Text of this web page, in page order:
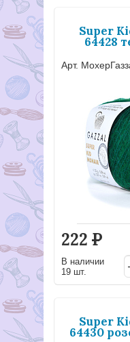
Super
64428
Арт.
222 Р
В наличии
19 шт.
Super
64430